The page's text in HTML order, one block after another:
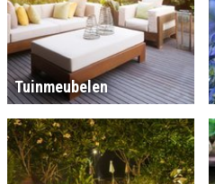
Tuinmeubelen